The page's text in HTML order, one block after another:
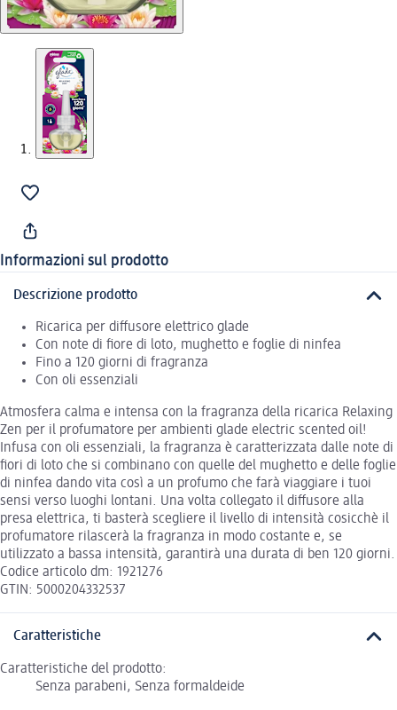
Informazioni sul prodotto
Descrizione prodotto
Ricarica per diffusore elettrico glade
Con note di fiore di loto, mughetto e foglie di ninfea
Fino a 120 giorni di fragranza
Con oli essenziali
Atmosfera calma e intensa con la fragranza della ricarica Relaxing
Zen per il profumatore per ambienti glade electric scented oil!
Infusa con oli essenziali, la fragranza è caratterizzata dalle note di
fiori di loto che si combinano con quelle del mughetto e delle foglie
di ninfea dando vita così a un profumo che farà viaggiare i tuoi
sensi verso luoghi lontani. Una volta collegato il diffusore alla
presa elettrica, ti basterà scegliere il livello di intensità cosicchè il
profumatore rilascerà la fragranza in modo costante e, se
utilizzato a bassa intensità, garantirà una durata di ben 120 giorni.
Codice articolo dm: 1921276
GTIN: 5000204332537
Caratteristiche
Caratteristiche del prodotto:
Senza parabeni, Senza formaldeide